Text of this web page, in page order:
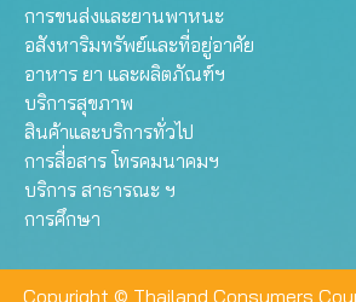
การขนส่งและยานพาหนะ
อสังหาริมทรัพย์และที่อยู่อาศัย
อาหาร ยา และผลิตภัณฑ์ฯ
บริการสุขภาพ
สินค้าและบริการทั่วไป
การสื่อสาร โทรคมนาคมฯ
บริการ สาธารณะ ฯ
การศึกษา
Copyright © Thailand Consumers